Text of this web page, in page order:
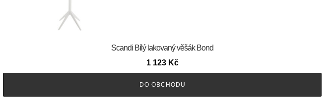
Scandi Bílý lakovaný věšák Bond
1 123 Kč
DO OBCHODU